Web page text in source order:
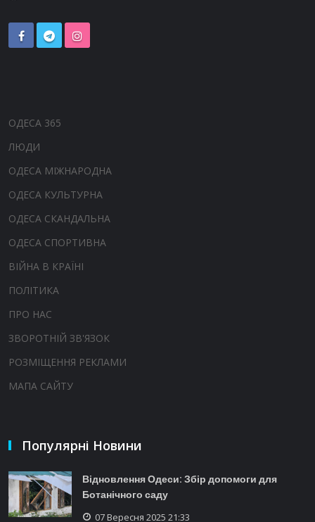
ОДЕСА 365
ЛЮДИ
ОДЕСА МІЖНАРОДНА
ОДЕСА КУЛЬТУРНА
ОДЕСА СКАНДАЛЬНА
ОДЕСА СПОРТИВНА
ВІЙНА В КРАЇНІ
ПОЛІТИКА
ПРО НАС
ЗВОРОТНІЙ ЗВ'ЯЗОК
РОЗМІЩЕННЯ РЕКЛАМИ
МАПА САЙТУ
Популярні Новини
Відновлення Одеси: Збір допомоги для
Ботанічного саду
07 Вересня 2025 21:33